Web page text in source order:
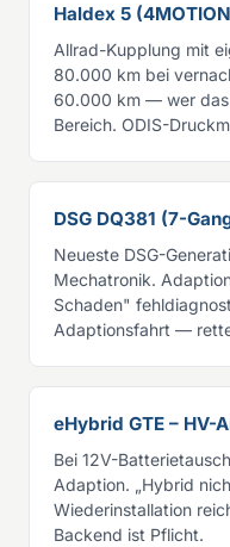
Haldex 5
Allrad-Kupplung mit
80.000 km bei
60.000 km — wer das
Bereich. ODIS-
DSG DQ381 (7-
Neueste DSG-
Mechatronik.
Schaden"
Adaptionsfahrt —
eHybrid GTE – HV-
Bei 12V-
Adaption. „Hybrid
Wiederinstallation
Backend ist Pflicht.